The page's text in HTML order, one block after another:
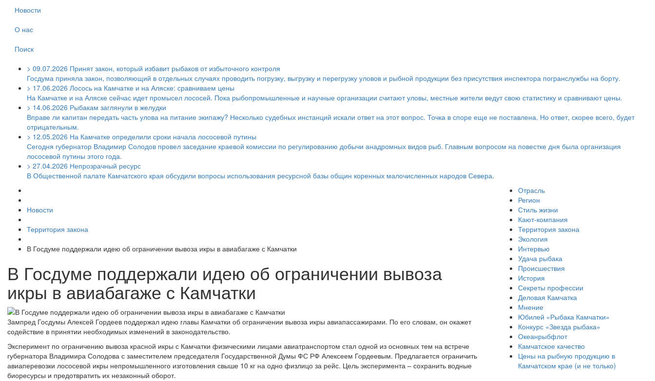
Новости
О нас
Поиск
> 09.07.2026 Принят закон, который избавит рыбаков от избыточного контроля
Госдума приняла закон, позволяющий в отдельных случаях проводить погрузку, выгрузку и перегрузку уловов и рыбной продукции без присутствия инспектора погранслужбы на борту.
> 17.06.2026 Лосось на Камчатке и на Аляске: сравниваем цены
На Камчатке и на Аляске сейчас идет промысел лососей. Пока рыбопромышленные и научные организации считают уловы, местные жители ведут свою статистику и сравнивают цены.
> 14.06.2026 Рыбакам заглянули в желудки
Вправе ли капитан передать часть улова на питание экипажу? Несколько судебных инстанций искали ответ на этот вопрос. Точка в споре еще не поставлена. Но ответ, скорее всего, будет
отрицательным.
> 12.05.2026 На Камчатке определили сроки начала лососевой путины
Сегодня губернатор Владимир Солодов провел заседание краевой комиссии по регулированию добычи анадромных видов рыб. Главным вопросом на повестке дня была организация
лососевой путины этого года.
> 27.04.2026 Непрозрачный ресурс
В Общественной палате Камчатского края обсудили вопросы использования ресурсной базы общин коренных малочисленных народов Севера.
Новости
Территория закона
В Госдуме поддержали идею об ограничении вывоза икры в авиабагаже с Камчатки
В Госдуме поддержали идею об ограничении вывоза
икры в авиабагаже с Камчатки
Зампред Госдумы Алексей Гордеев поддержал идею главы Камчатки об ограничении вывоза икры авиапассажирами. По его словам, он окажет
содействие в принятии необходимых изменений в законодательство.
Эксперимент по ограничению вывоза красной икры с Камчатки физическими лицами авиатранспортом стал одной из основных тем на встрече
губернатора Владимира Солодова с заместителем председателя Государственной Думы ФС РФ Алексеем Гордеевым. Предлагается ограничить
авиаперевозки лососевой икры непромышленного изготовления свыше 10 кг на одно физлицо за рейс. Цель эксперимента – сохранить водные
биоресурсы и предотвратить их незаконный оборот.
Отрасль
Регион
Стиль жизни
Кают-компания
Территория закона
Экология
Интервью
Удача рыбака
Происшествия
История
Секреты профессии
Деловая Камчатка
Мнение
Юбилей «Рыбака Камчатки»
Конкурс «Звезда рыбака»
Океанрыбфлот
Камчатское качество
Цены на рыбную продукцию в
Камчатском крае (и не только)